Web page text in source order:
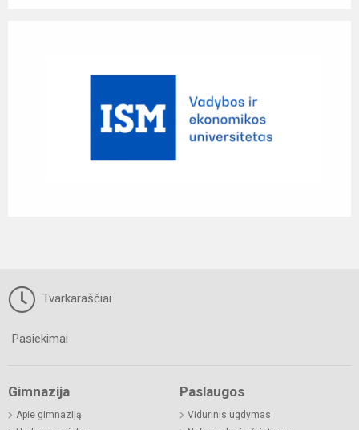
Tvarkaraščiai
Pasiekimai
Gimnazija
Apie gimnaziją
Paslaugos
Vidurinis ugdymas